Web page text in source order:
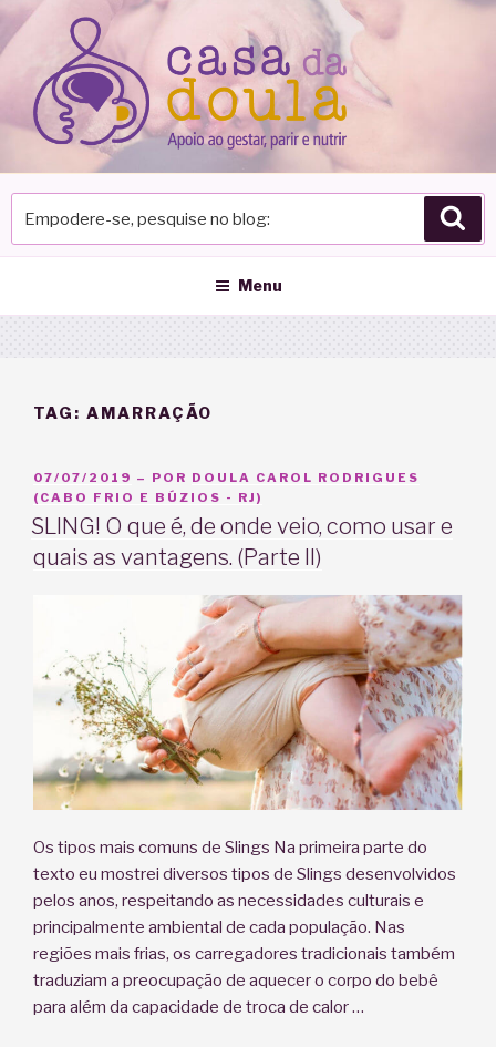
Pular
para
conteúdo
pesquise
blog
Menu
TAG: AMARRAÇÃO
PUBLICADO
EM
07/07/2019 – POR DOULA CAROL RODRIGUES
(CABO FRIO E BÚZIOS - RJ)
SLING! O que é, de onde veio, como usar e
quais as vantagens. (Parte II)
Os tipos mais comuns de Slings Na primeira parte do
texto eu mostrei diversos tipos de Slings desenvolvidos
pelos anos, respeitando as necessidades culturais e
principalmente ambiental de cada população. Nas
regiões mais frias, os carregadores tradicionais também
traduziam a preocupação de aquecer o corpo do bebê
para além da capacidade de troca de calor …